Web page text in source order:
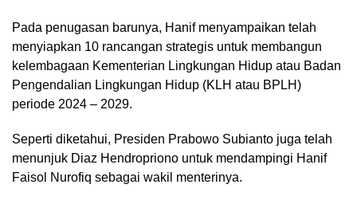
Pada penugasan barunya, Hanif menyampaikan telah
menyiapkan 10 rancangan strategis untuk membangun
kelembagaan Kementerian Lingkungan Hidup atau Badan
Pengendalian Lingkungan Hidup (KLH atau BPLH)
periode 2024 – 2029.
Seperti diketahui, Presiden Prabowo Subianto juga telah
menunjuk Diaz Hendropriono untuk mendampingi Hanif
Faisol Nurofiq sebagai wakil menterinya.